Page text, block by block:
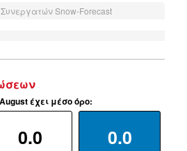
Snow-Forecast
έχει μέσο όρο:
0.0 0.0